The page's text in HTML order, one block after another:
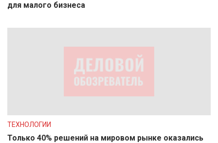
для малого бизнеса
ТЕХНОЛОГИИ
Только 40% решений на мировом рынке оказались